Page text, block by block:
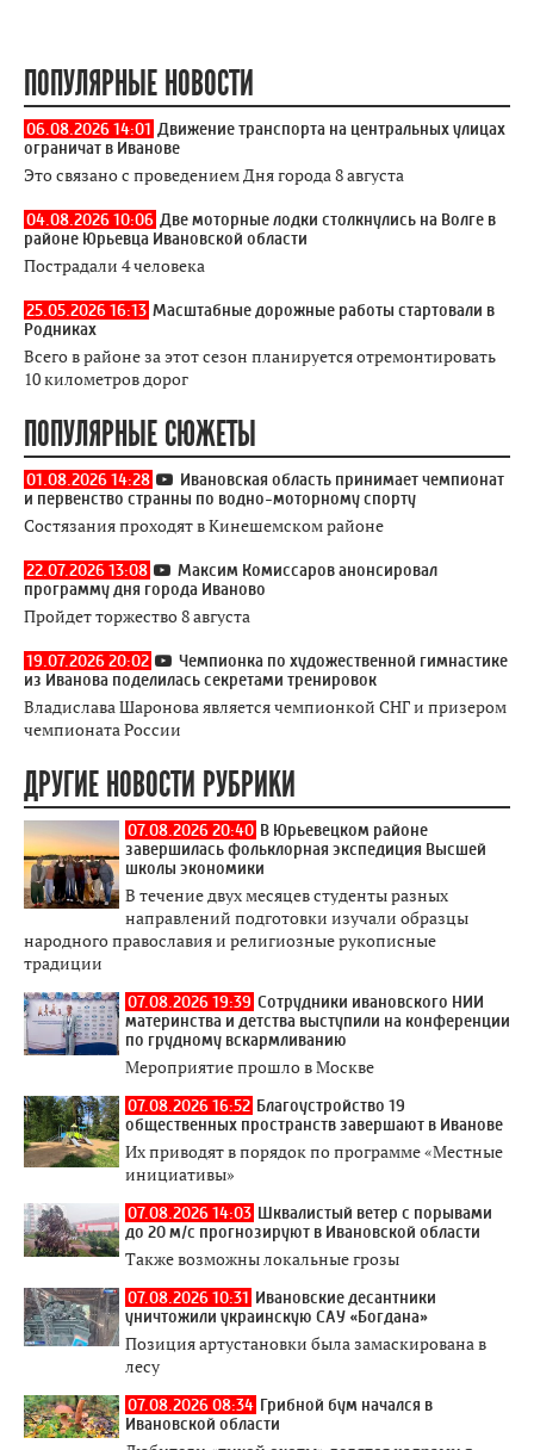
ПОПУЛЯРНЫЕ НОВОСТИ
06.08.2026 14:01 Движение транспорта на центральных улицах
ограничат в Иванове
Это связано с проведением Дня города 8 августа
04.08.2026 10:06 Две моторные лодки столкнулись на Волге в
районе Юрьевца Ивановской области
Пострадали 4 человека
25.05.2026 16:13 Масштабные дорожные работы стартовали в
Родниках
Всего в районе за этот сезон планируется отремонтировать
10 километров дорог
ПОПУЛЯРНЫЕ СЮЖЕТЫ
01.08.2026 14:28
Ивановская область принимает чемпионат
и первенство странны по водно-моторному спорту
Состязания проходят в Кинешемском районе
22.07.2026 13:08
Максим Комиссаров анонсировал
программу дня города Иваново
Пройдет торжество 8 августа
19.07.2026 20:02
Чемпионка по художественной гимнастике
из Иванова поделилась секретами тренировок
Владислава Шаронова является чемпионкой СНГ и призером
чемпионата России
ДРУГИЕ НОВОСТИ РУБРИКИ
07.08.2026 20:40 В Юрьевецком районе
завершилась фольклорная экспедиция Высшей
школы экономики
В течение двух месяцев студенты разных
направлений подготовки изучали образцы
народного православия и религиозные рукописные
традиции
07.08.2026 19:39 Сотрудники ивановского НИИ
материнства и детства выступили на конференции
по грудному вскармливанию
Мероприятие прошло в Москве
07.08.2026 16:52 Благоустройство 19
общественных пространств завершают в Иванове
Их приводят в порядок по программе «Местные
инициативы»
07.08.2026 14:03 Шквалистый ветер с порывами
до 20 м/с прогнозируют в Ивановской области
Также возможны локальные грозы
07.08.2026 10:31 Ивановские десантники
уничтожили украинскую САУ «Богдана»
Позиция артустановки была замаскирована в
лесу
07.08.2026 08:34 Грибной бум начался в
Ивановской области